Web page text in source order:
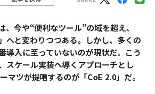
、今や“便利なツール”の域を超え、
へと変わりつつある。しかし、多くの
導入に至っていないのが現状だ。こう
スケール実装へ導くアプローチとし
マツが提唱するのが「CoE 2.0」だ。